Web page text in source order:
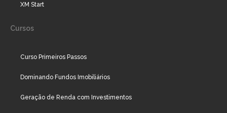
XM Start
Cursos
Curso Primeiros Passos
Dominando Fundos Imobiliários
Geração de Renda com Investimentos